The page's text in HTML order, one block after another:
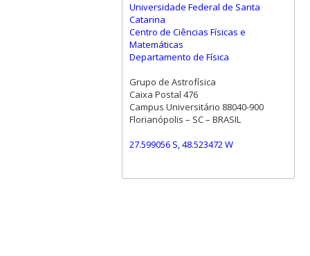
Universidade Federal de Santa
Catarina
Centro de Ciências Físicas e
Matemáticas
Departamento de Física
Grupo de Astrofísica
Caixa Postal 476
Campus Universitário 88040-900
Florianópolis – SC – BRASIL
27.599056 S, 48.523472 W